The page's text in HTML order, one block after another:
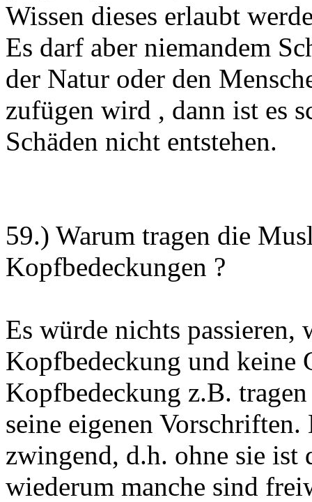
Wissen dieses erlaubt
Es darf aber niemandem
der Natur oder den
zufügen wird , dann ist es
Schäden nicht entstehen.
59.) Warum tragen die
Kopfbedeckungen ?
Es würde nichts
Kopfbedeckung und keine
Kopfbedeckung z.B.
seine eigenen
zwingend, d.h. ohne sie
wiederum manche sind